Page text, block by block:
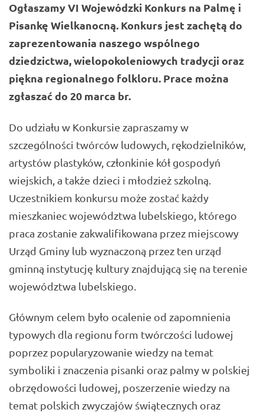
Ogłaszamy VI Wojewódzki Konkurs na Palmę i
Pisankę Wielkanocną. Konkurs jest zachętą do
zaprezentowania naszego wspólnego
dziedzictwa, wielopokoleniowych tradycji oraz
piękna regionalnego folkloru. Prace można
zgłaszać do 20 marca br.
Do udziału w Konkursie zapraszamy w
szczególności twórców ludowych, rękodzielników,
artystów plastyków, członkinie kół gospodyń
wiejskich, a także dzieci i młodzież szkolną.
Uczestnikiem konkursu może zostać każdy
mieszkaniec województwa lubelskiego, którego
praca zostanie zakwalifikowana przez miejscowy
Urząd Gminy lub wyznaczoną przez ten urząd
gminną instytucję kultury znajdującą się na terenie
województwa lubelskiego.
Głównym celem było ocalenie od zapomnienia
typowych dla regionu form twórczości ludowej
poprzez popularyzowanie wiedzy na temat
symboliki i znaczenia pisanki oraz palmy w polskiej
obrzędowości ludowej, poszerzenie wiedzy na
temat polskich zwyczajów świątecznych oraz